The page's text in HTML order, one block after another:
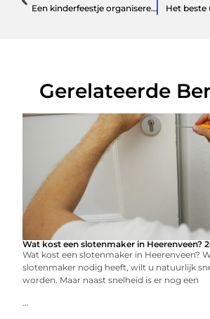
Een kinderfeestje organiseren? Hier moet je op letten! Het beste
Gerelateerde
Wat kost een slotenmaker in Heerenveen?
Wat kost een slotenmaker in Heerenveen?
slotenmaker nodig heeft, wilt u natuurlijk
worden. Maar naast snelheid is er nog een
...